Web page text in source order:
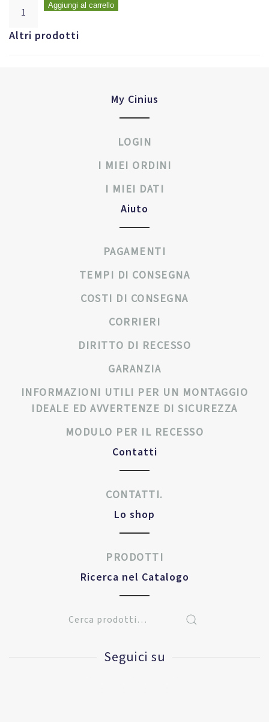
Aggiungi al carrello
Altri prodotti
My Cinius
LOGIN
I MIEI ORDINI
I MIEI DATI
Aiuto
PAGAMENTI
TEMPI DI CONSEGNA
COSTI DI CONSEGNA
CORRIERI
DIRITTO DI RECESSO
GARANZIA
INFORMAZIONI UTILI PER UN MONTAGGIO
IDEALE ED AVVERTENZE DI SICUREZZA
MODULO PER IL RECESSO
Contatti
CONTATTI.
Lo shop
PRODOTTI
Ricerca nel Catalogo
Seguici su